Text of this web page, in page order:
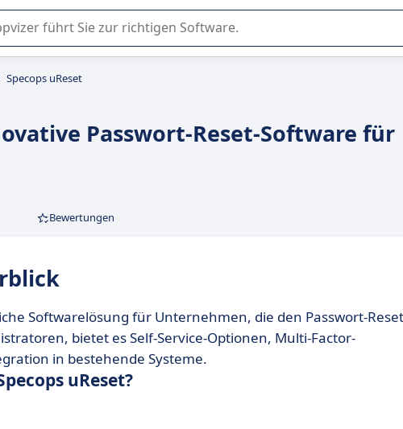
der Nutzung oder Auswahl von SaaS-Software in Unternehmen.
Specops uReset
Passwort-Reset-Software für
Bewertungen
Softwarelösung für Unternehmen, die den Passwort-
bietet es Self-Service-Optionen, Multi-Factor-
in bestehende Systeme.
uReset?